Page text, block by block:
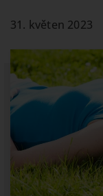
31. květen 2023